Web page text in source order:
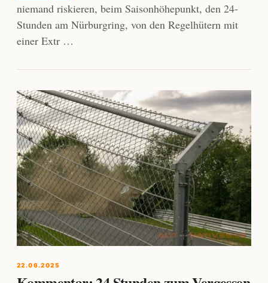
niemand riskieren, beim Saisonhöhepunkt, den 24-
Stunden am Nürburgring, von den Regelhütern mit
einer Extr …
22.06.2025